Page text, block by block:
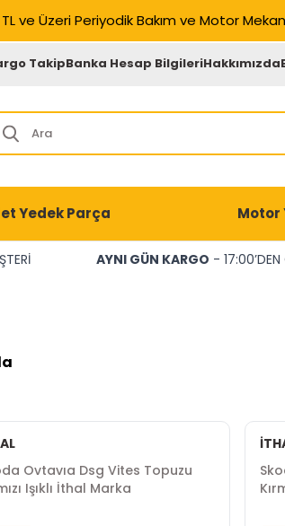
ve Üzeri Periyodik Bakım ve Motor
TakipBanka Hesap BilgileriHakkımızda
Yedek Parça Motor
AYNI GÜN KARGO - 17:00’DEN
Ovtavıa Dsg Vites Topuzu
Işıklı İthal Marka